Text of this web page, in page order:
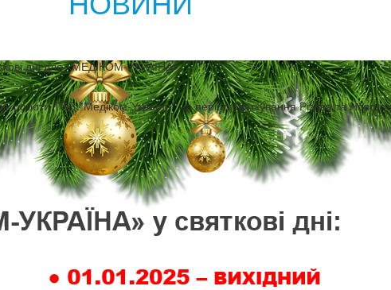
дні для «МЕДІКОМ-УКРАЇНА»
роботи ТОВ "Медіком-Україна" на період святкування Різдва та Нового